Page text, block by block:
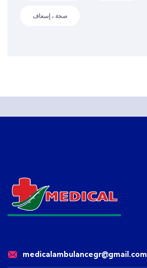
صحة ، إسعاف
medicalambulancegr@gmail.com